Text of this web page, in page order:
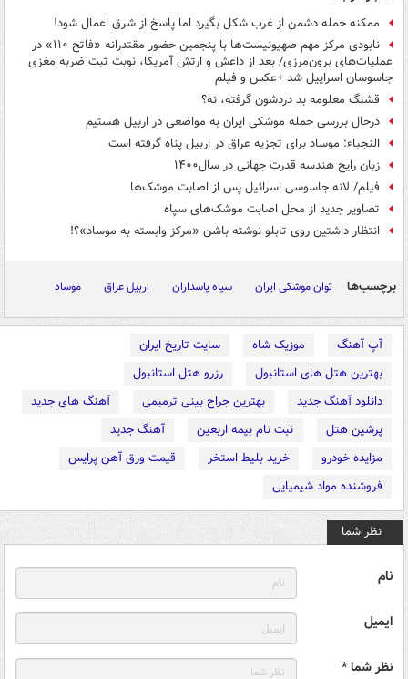
ممکنه حمله دشمن از غرب شکل بگیرد اما پاسخ از شرق اعمال شود!
نابودی مرکز مهم صهیونیست‌ها با پنجمین حضور مقتدرانه «فاتح ۱۱۰» در
عملیات‌های برون‌مرزی/ بعد از داعش و ارتش آمریکا، نوبت ثبت ضربه مغزی
جاسوسان اسراییل شد +عکس و فیلم
قشنگ معلومه بد دردشون گرفته، نه؟
درحال بررسی حمله موشکی ایران به مواضعی در اربیل هستیم
النجباء: موساد برای تجزیه عراق در اربیل پناه گرفته است
زبان رایج هندسه ‎قدرت جهانی در سال۱۴۰۰
فیلم/ لانه جاسوسی اسرائیل پس از اصابت موشک‌ها
تصاویر جدید از محل اصابت موشک‌های سپاه
انتظار داشتین روی تابلو نوشته باشن «مرکز وابسته به موساد»؟!
برچسب‌ها توان موشکی ایران سپاه پاسداران اربیل عراق موساد
آپ آهنگ موزیک شاه
سایت تاریخ ایران
بهترین هتل های استانبول
رزرو هتل استانبول
دانلود آهنگ جدید
بهترین جراح بینی ترمیمی
آهنگ های جدید
پرشین هتل
ثبت نام بیمه اربعین
آهنگ جدید
مزایده خودرو
خرید بلیط استخر
قیمت ورق آهن پرایس
فروشنده مواد شیمیایی
نظر شما
نام
ایمیل
نظر شما *